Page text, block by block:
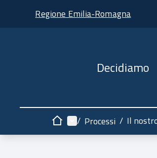
Regione Emilia-Romagna
Decidiamo
HomeMenù principale
/ Processi / Il